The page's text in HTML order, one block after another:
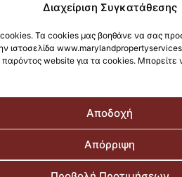
Διαχείριση Συγκατάθεσης
cookies. Τα cookies μας βοηθάνε να σας
ιστοσελίδα
website για τα cookies. Μπορείτε
Αποδοχή
Απόρριψη
για να ενημερώνεστε πρώτοι για
τις προσφορές μας